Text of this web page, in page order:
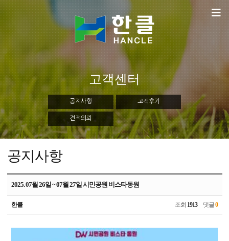
고객센터
공지사항 고객후기
견적의뢰
공지사항
2025. 07월 26일 ~ 07월 27일 시민공원 비스타동원
한클 조회 1913댓글0